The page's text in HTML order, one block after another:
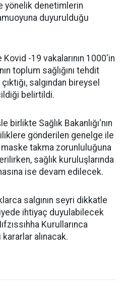
yönelik denetimlerin
duyurulduğu
-19 vakalarının 1000'in
toplum sağlığını tehdit
salgından bireysel
belirtildi.
birlikte Sağlık Bakanlığı'nın
gönderilen genelge ile
maske takma zorunluluğuna
sağlık kuruluşlarında
ise devam edilecek.
salgının seyri dikkatle
ihtiyaç duyulabilecek
Kurullarınca
alınacak.